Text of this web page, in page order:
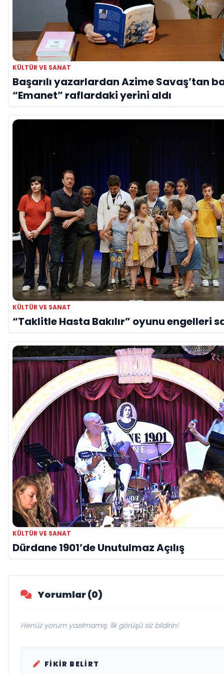
KÜLTÜR VE SANAT
Başarılı yazarlardan Azime Savaş’tan
“Emanet” raflardaki yerini aldı
KÜLTÜR VE SANAT
“Taklitle Hasta Bakılır” oyunu engelleri
KÜLTÜR VE SANAT
Dürdane 1901’de Unutulmaz Açılış
Yorumlar (0)
Henüz yorum yazılmamış. İlk görüşü siz bildirin!
FIKIR BELIRT